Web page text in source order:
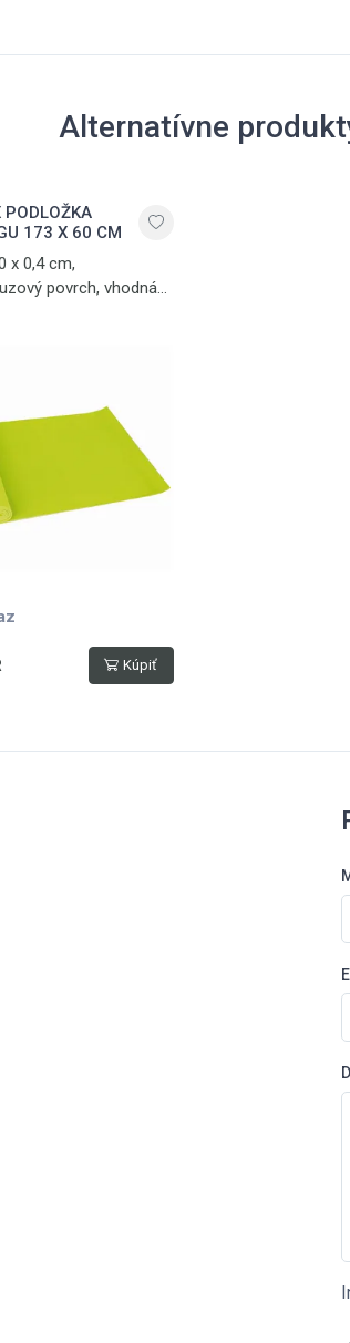
Alternatívne
PODLOŽKA
173 X 60 CM
x 0,4 cm,
povrch, vhodná
Kúpiť